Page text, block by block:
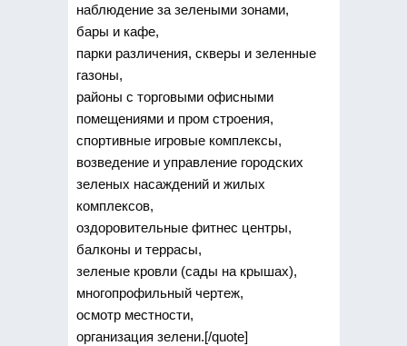
наблюдение за зелеными зонами,
бары и кафе,
парки различения, скверы и зеленные
газоны,
районы с торговыми офисными
помещениями и пром строения,
спортивные игровые комплексы,
возведение и управление городских
зеленых насаждений и жилых
комплексов,
оздоровительные фитнес центры,
балконы и террасы,
зеленые кровли (сады на крышах),
многопрофильный чертеж,
осмотр местности,
организация зелени.[/quote]